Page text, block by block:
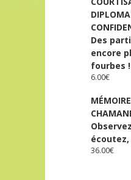
Des
encore
fourbes !
6.00€
36.00€